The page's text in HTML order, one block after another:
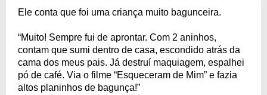
Ele conta que foi uma criança muito bagunceira.
“Muito! Sempre fui de aprontar. Com 2 aninhos,
contam que sumi dentro de casa, escondido atrás da
cama dos meus pais. Já destruí maquiagem, espalhei
pó de café. Via o filme “Esqueceram de Mim” e fazia
altos planinhos de bagunça!”